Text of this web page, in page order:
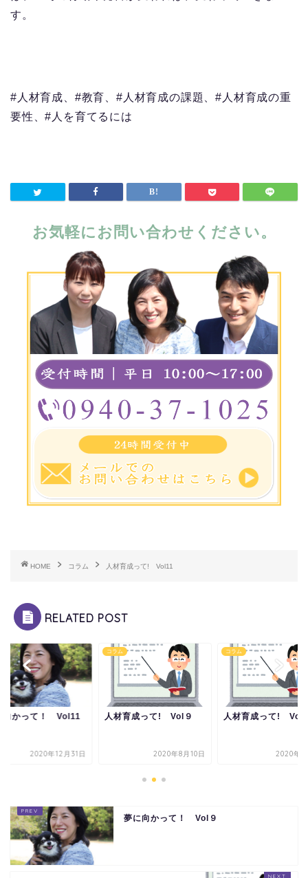
す。
#人材育成、#教育、#人材育成の課題、#人材育成の重
要性、#人を育てるには
お気軽にお問い合わせください。
HOME コラム 人材育成って! Vol11
RELATED POST
向かって！ Vol11
2020年12月31日
コラム
人材育成って! Vol９
2020年8月10日
コラム
人材育成って!
2020年9
夢に向かって！ Vol９